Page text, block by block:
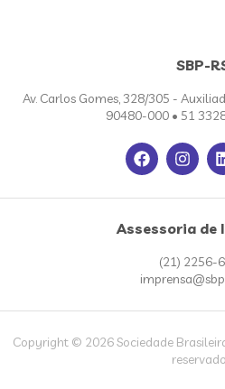
SBP-
Av. Carlos Gomes, 328/305 -
90480-000 • 51
Assessoria de
(21) 2256-
Copyright © 2026 Sociedade